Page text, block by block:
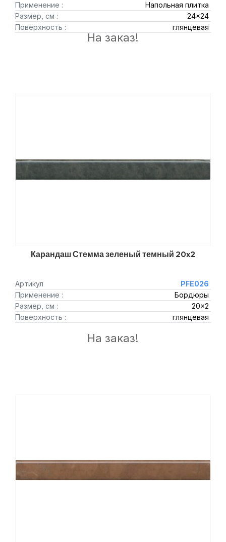
Применение :
Напольная плитка
Размер, см :
24x24
Поверхность :
глянцевая
На заказ!
Карандаш Стемма зеленый темный 20x2
Артикул
PFE026
Применение :
Бордюры
Размер, см :
20x2
Поверхность :
глянцевая
На заказ!